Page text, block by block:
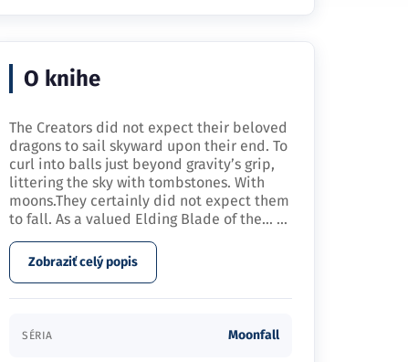
O knihe
The Creators did not expect their beloved
dragons to sail skyward upon their end. To
curl into balls just beyond gravity’s grip,
littering the sky with tombstones. With
moons.They certainly did not expect them
to fall. As a valued Elding Blade of the… ...
Zobraziť celý popis
SÉRIA Moonfall